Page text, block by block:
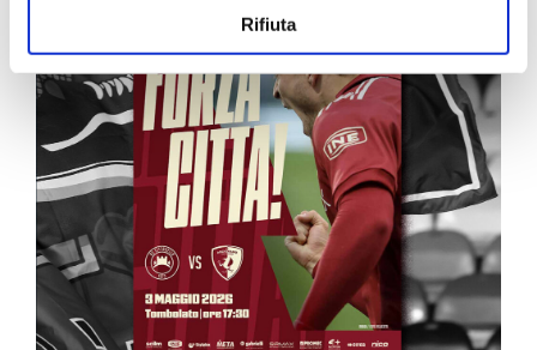
Rifiuta